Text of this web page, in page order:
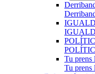
Tu prens
Tu prens